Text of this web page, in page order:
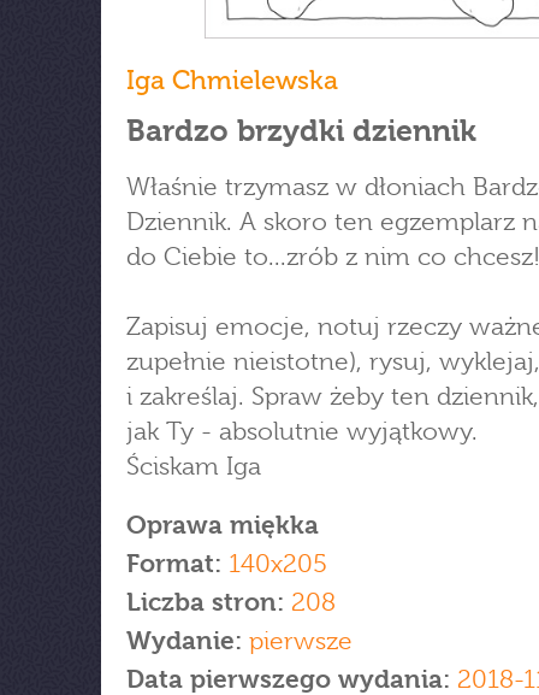
Iga Chmielewska
Bardzo brzydki dziennik
Właśnie trzymasz w dłoniach
Dziennik. A skoro ten egzemplarz
do Ciebie to...zrób z nim co chcesz!
Zapisuj emocje, notuj rzeczy
zupełnie nieistotne), rysuj,
i zakreślaj. Spraw żeby ten
jak Ty - absolutnie wyjątkowy.
Ściskam Iga
Oprawa miękka
Format: 140x205
Liczba stron: 208
Wydanie: pierwsze
Data pierwszego wydania: 2018-